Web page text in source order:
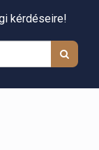
kérdéseire!